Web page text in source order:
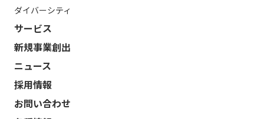
ダイバーシティ
サービス
新規事業創出
ニュース
採用情報
お問い合わせ